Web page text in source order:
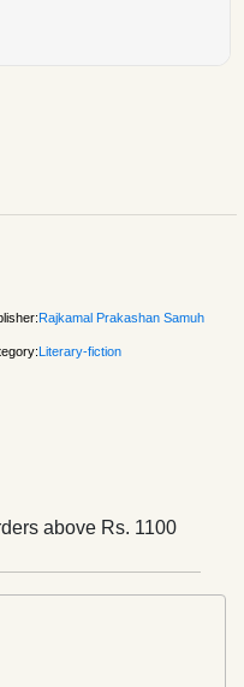
Rajkamal Prakashan Samuh
Literary-fiction
above Rs. 1100